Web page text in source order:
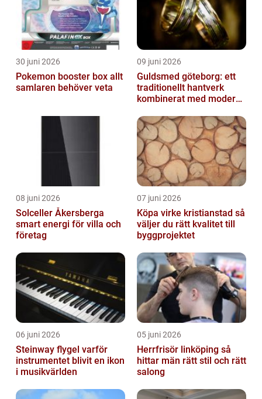
30 juni 2026
Pokemon booster box allt
samlaren behöver veta
09 juni 2026
Guldsmed göteborg: ett
traditionellt hantverk
kombinerat med modern
08 juni 2026
Solceller Åkersberga
smart energi för villa och
företag
07 juni 2026
Köpa virke kristianstad så
väljer du rätt kvalitet till
byggprojektet
06 juni 2026
Steinway flygel varför
instrumentet blivit en ikon
i musikvärlden
05 juni 2026
Herrfrisör linköping så
hittar män rätt stil och rätt
salong